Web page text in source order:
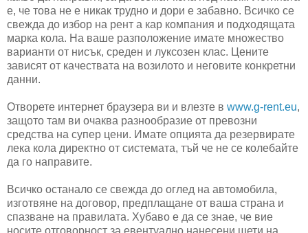
е, че това не е никак трудно и дори е забавно. Всичко се
свежда до избор на рент а кар компания и подходящата
марка кола. На ваше разположение имате множество
варианти от нисък, среден и луксозен клас. Цените
зависят от качествата на возилото и неговите конкретни
данни.
Отворете интернет браузера ви и влезте в www.g-rent.eu,
защото там ви очаква разнообразие от превозни
средства на супер цени. Имате опцията да резервирате
лека кола директно от системата, тъй че не се колебайте
да го направите.
Всичко останало се свежда до оглед на автомобила,
изготвяне на договор, предплащане от ваша страна и
спазване на правилата. Хубаво е да се знае, че вие
носите отговорност за евентуално нанесени щети на